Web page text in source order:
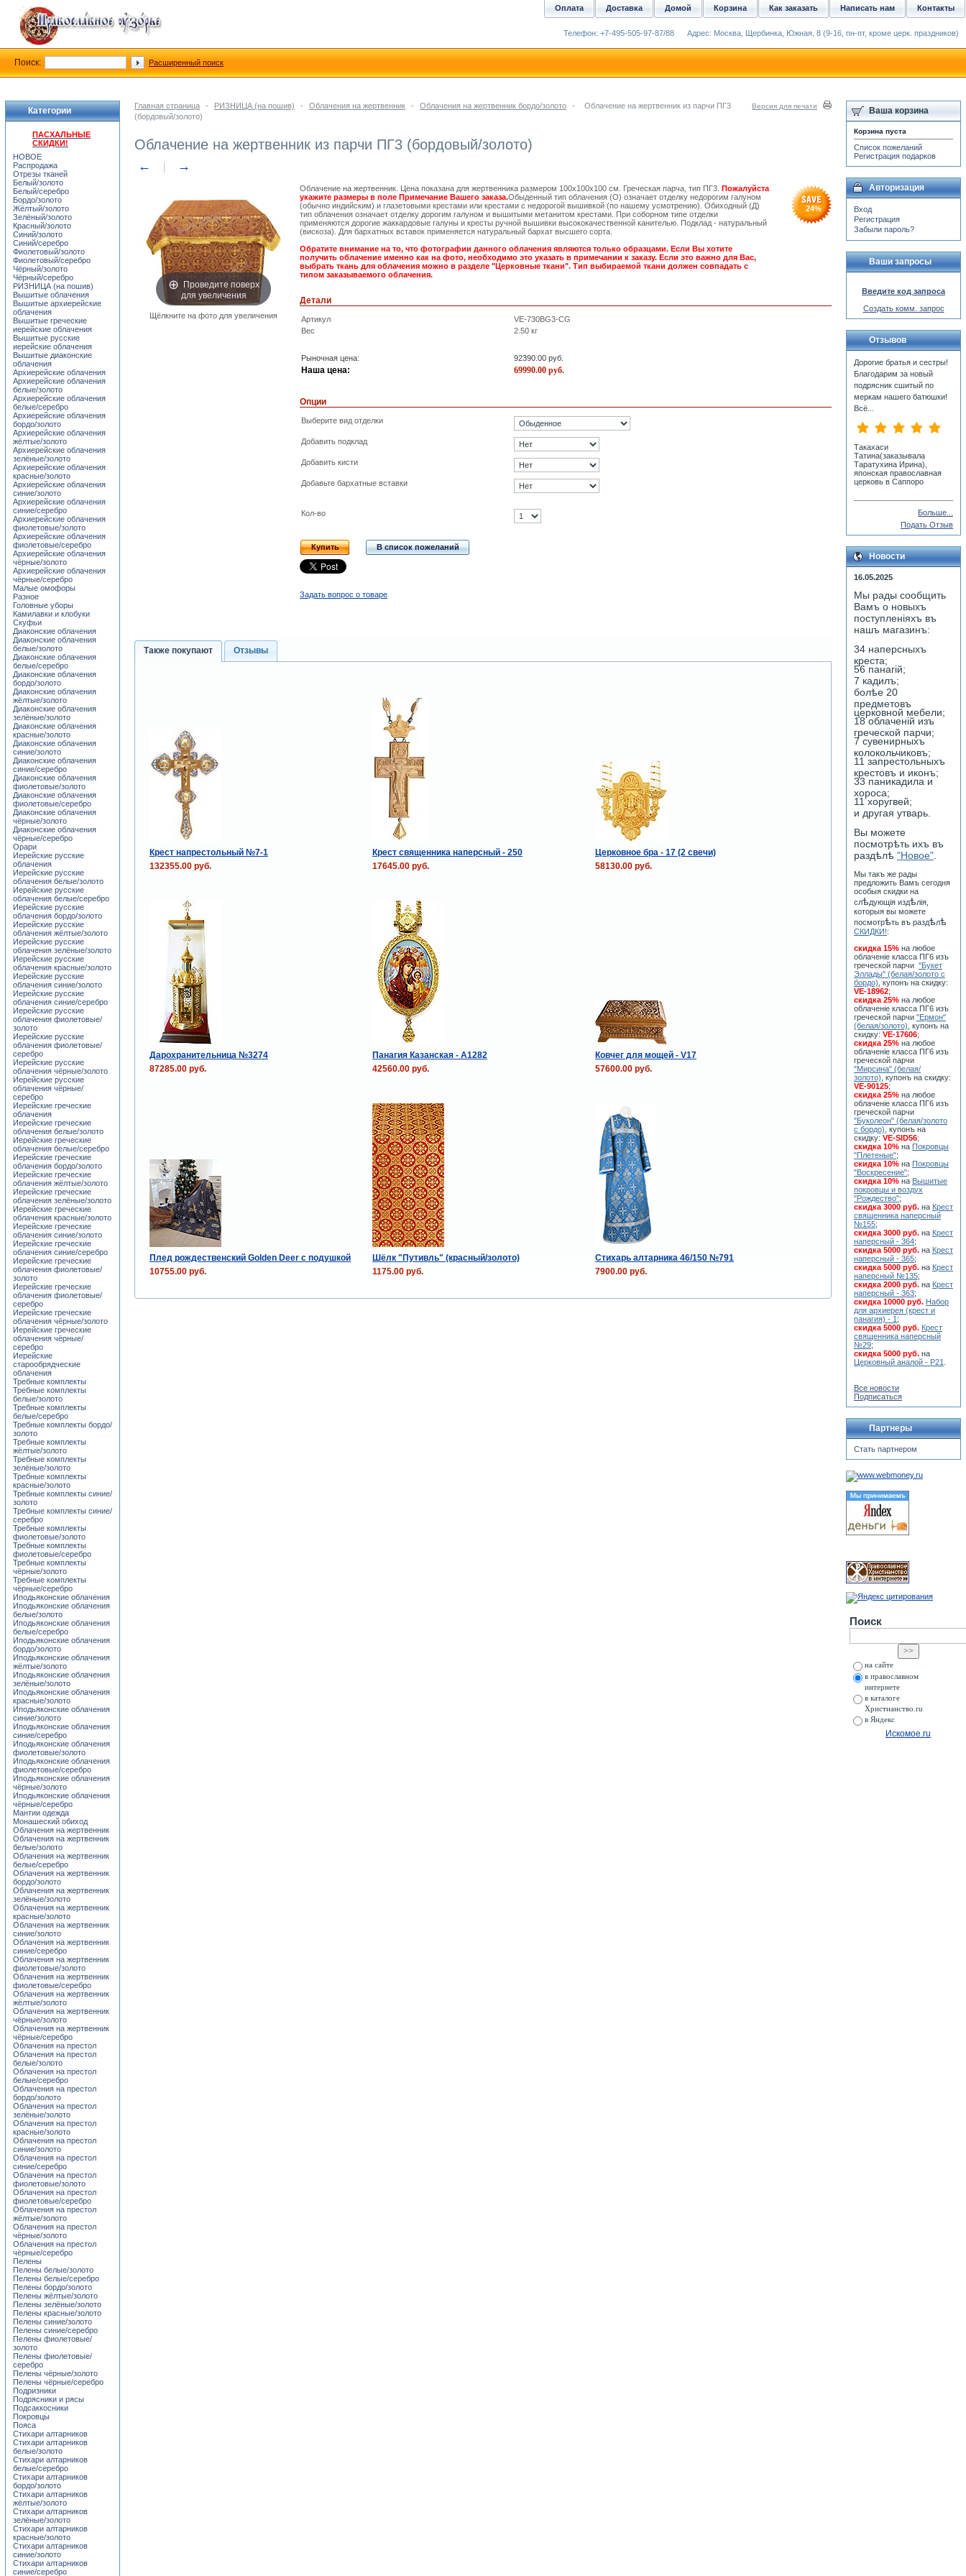
Главная страница - РИЗНИЦА (на пошив) - Облачения на жертвенник - Облачения на жертвенник бордо/золото -
Облачение на жертвенник из парчи ПГ3
(бордовый/золото)
Версия для печати
Облачение на жертвенник из парчи ПГ3 (бордовый/золото)
← →
Проведите поверх
для увеличения
Щёлкните на фото для увеличения
Облачение на жертвенник. Цена показана для жертвенника размером 100х100х100 см. Греческая парча, тип ПГ3. Пожалуйста
укажите размеры в поле Примечание Вашего заказа.Обыденный тип облачения (О) означает отделку недорогим галуном
(обычно индийским) и глазетовыми крестами или крестами с недорогой вышивкой (по нашему усмотрению). Обиходный (Д)
тип облачения означает отделку дорогим галуном и вышитыми метанитом крестами. При соборном типе отделки
применяются дорогие жаккардовые галуны и кресты ручной вышивки высококачественной канителью. Подклад - натуральный
(вискоза). Для бархатных вставок применяется натуральный бархат высшего сорта.
Обратите внимание на то, что фотографии данного облачения являются только образцами. Если Вы хотите
получить облачение именно как на фото, необходимо это указать в примечании к заказу. Если это важно для Вас,
выбрать ткань для облачения можно в разделе "Церковные ткани". Тип выбираемой ткани должен совпадать с
типом заказываемого облачения.
24%
Детали
Артикул
VE-730BG3-CG
Вес
2.50 кг
Рыночная цена: 92390.00 руб.
Наша цена: 69990.00 руб.
Опции
Выберите вид отделки
Добавить подклад
Добавить кисти
Добавьте бархатные вставки
Кол-во
Купить В список пожеланий
Задать вопрос о товаре
Также покупают Отзывы
Крест напрестольный №7-1 Крест священника наперсный - 250
Церковное бра - 17 (2 свечи)
132355.00 руб.
17645.00 руб. 58130.00 руб.
Дарохранительница №3274 Панагия Казанская - А1282
Ковчег для мощей - V17
87285.00 руб.
42560.00 руб. 57600.00 руб.
Плед рождественский Golden Deer с подушкой Шёлк "Путивль" (красный/золото)
Стихарь алтарника 46/150 №791
10755.00 руб.
1175.00 руб. 7900.00 руб.
Категории
ПАСХАЛЬНЫЕ
СКИДКИ!
НОВОЕ
Распродажа
Отрезы тканей
Белый/золото
Белый/серебро
Бордо/золото
Жёлтый/золото
Зелёный/золото
Красный/золото
Синий/золото
Синий/серебро
Фиолетовый/золото
Фиолетовый/серебро
Чёрный/золото
Чёрный/серебро
РИЗНИЦА (на пошив)
Вышитые облачения
Вышитые архиерейские
облачения
Вышитые греческие
иерейские облачения
Вышитые русские
иерейские облачения
Вышитые диаконские
облачения
Архиерейские облачения
Архиерейские облачения
белые/золото
Архиерейские облачения
белые/серебро
Архиерейские облачения
бордо/золото
Архиерейские облачения
жёлтые/золото
Архиерейские облачения
зелёные/золото
Архиерейские облачения
красные/золото
Архиерейские облачения
синие/золото
Архиерейские облачения
синие/серебро
Архиерейские облачения
фиолетовые/золото
Архиерейские облачения
фиолетовые/серебро
Архиерейские облачения
чёрные/золото
Архиерейские облачения
чёрные/серебро
Малые омофоры
Разное
Головные уборы
Камилавки и клобуки
Скуфьи
Диаконские облачения
Диаконские облачения
белые/золото
Диаконские облачения
белые/серебро
Диаконские облачения
бордо/золото
Диаконские облачения
жёлтые/золото
Диаконские облачения
зелёные/золото
Диаконские облачения
красные/золото
Диаконские облачения
синие/золото
Диаконские облачения
синие/серебро
Диаконские облачения
фиолетовые/золото
Диаконские облачения
фиолетовые/серебро
Диаконские облачения
чёрные/золото
Диаконские облачения
чёрные/серебро
Орари
Иерейские русские
облачения
Иерейские русские
облачения белые/золото
Иерейские русские
облачения белые/серебро
Иерейские русские
облачения бордо/золото
Иерейские русские
облачения жёлтые/золото
Иерейские русские
облачения зелёные/золото
Иерейские русские
облачения красные/золото
Иерейские русские
облачения синие/золото
Иерейские русские
облачения синие/серебро
Иерейские русские
облачения фиолетовые/
золото
Иерейские русские
облачения фиолетовые/
серебро
Иерейские русские
облачения чёрные/золото
Иерейские русские
облачения чёрные/
серебро
Иерейские греческие
облачения
Иерейские греческие
облачения белые/золото
Иерейские греческие
облачения белые/серебро
Иерейские греческие
облачения бордо/золото
Иерейские греческие
облачения жёлтые/золото
Иерейские греческие
облачения зелёные/золото
Иерейские греческие
облачения красные/золото
Иерейские греческие
облачения синие/золото
Иерейские греческие
облачения синие/серебро
Иерейские греческие
облачения фиолетовые/
золото
Иерейские греческие
облачения фиолетовые/
серебро
Иерейские греческие
облачения чёрные/золото
Иерейские греческие
облачения чёрные/
серебро
Иерейские
старообрядческие
облачения
Требные комплекты
Требные комплекты
белые/золото
Требные комплекты
белые/серебро
Требные комплекты бордо/
золото
Требные комплекты
жёлтые/золото
Требные комплекты
зелёные/золото
Требные комплекты
красные/золото
Требные комплекты синие/
золото
Требные комплекты синие/
серебро
Требные комплекты
фиолетовые/золото
Требные комплекты
фиолетовые/серебро
Требные комплекты
чёрные/золото
Требные комплекты
чёрные/серебро
Иподьяконские облачения
Иподьяконские облачения
белые/золото
Иподьяконские облачения
белые/серебро
Иподьяконские облачения
бордо/золото
Иподьяконские облачения
жёлтые/золото
Иподьяконские облачения
зелёные/золото
Иподьяконские облачения
красные/золото
Иподьяконские облачения
синие/золото
Иподьяконские облачения
синие/серебро
Иподьяконские облачения
фиолетовые/золото
Иподьяконские облачения
фиолетовые/серебро
Иподьяконские облачения
чёрные/золото
Иподьяконские облачения
чёрные/серебро
Мантии одежда
Монашеский обиход
Облачения на жертвенник
Облачения на жертвенник
белые/золото
Облачения на жертвенник
белые/серебро
Облачения на жертвенник
бордо/золото
Облачения на жертвенник
зелёные/золото
Облачения на жертвенник
красные/золото
Облачения на жертвенник
синие/золото
Облачения на жертвенник
синие/серебро
Облачения на жертвенник
фиолетовые/золото
Облачения на жертвенник
фиолетовые/серебро
Облачения на жертвенник
жёлтые/золото
Облачения на жертвенник
чёрные/золото
Облачения на жертвенник
чёрные/серебро
Облачения на престол
Облачения на престол
белые/золото
Облачения на престол
белые/серебро
Облачения на престол
бордо/золото
Облачения на престол
зелёные/золото
Облачения на престол
красные/золото
Облачения на престол
синие/золото
Облачения на престол
синие/серебро
Облачения на престол
фиолетовые/золото
Облачения на престол
фиолетовые/серебро
Облачения на престол
жёлтые/золото
Облачения на престол
чёрные/золото
Облачения на престол
чёрные/серебро
Пелены
Пелены белые/золото
Пелены белые/серебро
Пелены бордо/золото
Пелены жёлтые/золото
Пелены зелёные/золото
Пелены красные/золото
Пелены синие/золото
Пелены синие/серебро
Пелены фиолетовые/
золото
Пелены фиолетовые/
серебро
Пелены чёрные/золото
Пелены чёрные/серебро
Подризники
Подрясники и рясы
Подсаккосники
Покровцы
Пояса
Стихари алтарников
Стихари алтарников
белые/золото
Стихари алтарников
белые/серебро
Стихари алтарников
бордо/золото
Стихари алтарников
жёлтые/золото
Стихари алтарников
зелёные/золото
Стихари алтарников
красные/золото
Стихари алтарников
синие/золото
Стихари алтарников
синие/серебро
Ваша корзина
Корзина пуста
Список пожеланий
Регистрация подарков
Авторизация
Вход
Регистрация
Забыли пароль?
Ваши запросы
Введите код запроса
Создать комм. запрос
Отзывов
Дорогие братья и сестры!
Благодарим за новый
подрясник сшитый по
меркам нашего батюшки!
Всё...
Такахаси
Татина(заказывала
Таратухина Ирина),
японская православная
церковь в Саппоро
Больше...
Подать Отзыв
Новости
16.05.2025
Мы рады сообщить
Вамъ о новыхъ
поступленiяхъ въ
нашъ магазинъ:
34 наперсныхъ
креста;
56 панагiй;
7 кадилъ;
болѣе 20
предметовъ
церковной мебели;
18 облаченiй изъ
греческой парчи;
7 сувенирныхъ
колокольчиковъ;
11 запрестольныхъ
крестовъ и иконъ;
33 паникадила и
хороса;
11 хоругвей;
и другая утварь.
Вы можете
посмотрѣть ихъ въ
раздѣлѣ "Новое"
Мы такъ же рады
предложить Вамъ сегодня
особыя скидки на
слѣдующiя издѣлiя,
которыя вы можете
посмотрѣть въ раздѣлѣ
СКИДКИ!:
скидка 15% на любое
облаченiе класса ПГ6 изъ
греческой парчи "Букет
Эллады" (белая/золото с
бордо) , купонъ на скидку:
VE-18962;
скидка 25% на любое
облаченiе класса ПГ6 изъ
греческой парчи "Ермон"
(белая/золото) , купонъ на
скидку: VE-17606;
скидка 25% на любое
облаченiе класса ПГ6 изъ
греческой парчи
"Мирсина" (белая/
золото) , купонъ на скидку:
VE-90125;
скидка 25% на любое
облаченiе класса ПГ6 изъ
греческой парчи
"Буколеон" (белая/золото
с бордо) , купонъ на
скидку: VE-SID56;
скидка 10% на Покровцы
"Плетеные";
скидка 10% на Покровцы
"Воскресение";
скидка 10% на Вышитые
покровцы и воздух
"Рождество";
скидка 3000 руб. на Крест
священника наперсный
№155;
скидка 3000 руб. на Крест
наперсный - 364;
скидка 5000 руб. на Крест
наперсный - 365;
скидка 5000 руб. на Крест
наперсный №135;
скидка 2000 руб. на Крест
наперсный - 363;
скидка 10000 руб. Набор
для архиерея (крест и
панагия) - 1 ;
скидка 5000 руб. Крест
священника наперсный
№29;
скидка 5000 руб. на
Церковный аналой - Р21
Все новости
Подписаться
Партнеры
Стать партнером
Поиск
на сайте
в православном
интернете
в каталоге
Христианство.ru
в Яндекс
Искомое.ru
Контакты
Написать нам
Как заказать
Корзина
Домой
Доставка
Оплата
Телефон: +7-495-505-97-87/88 Адрес: Москва, Щербинка, Южная, 8 (9-16, пн-пт, кроме церк. праздников)
Поиск: Расширенный поиск